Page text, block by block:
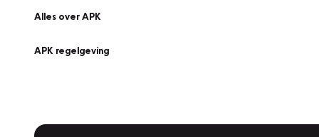
Alles over APK
APK regelgeving